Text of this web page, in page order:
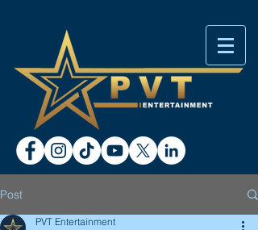
Post
PVT Entertainment